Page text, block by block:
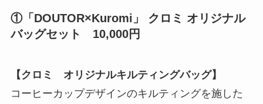
①「DOUTOR×Kuromi」 クロミ オリジナル
バッグセット 10,000円
【クロミ オリジナルキルティングバッグ】
コーヒーカップデザインのキルティングを施した